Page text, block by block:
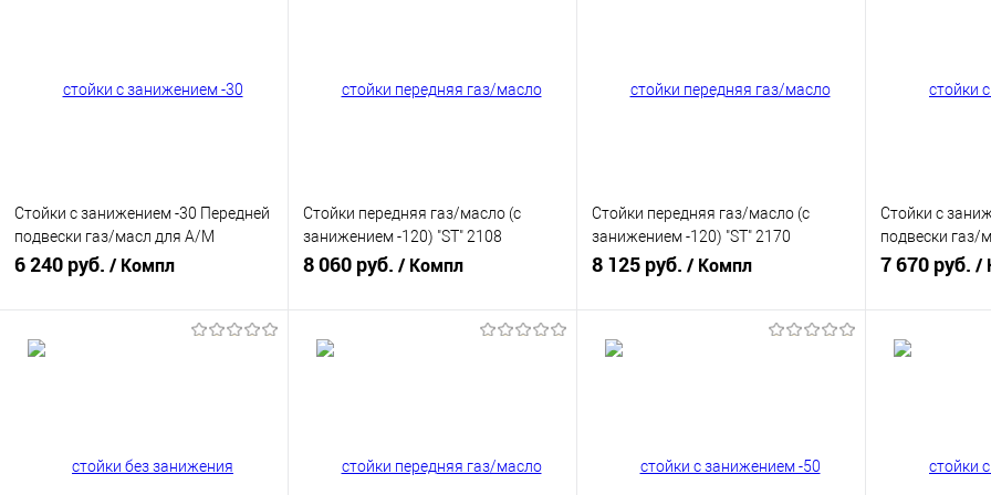
Стойки с занижением -30 Передней
подвески газ/масл для A/M
Десятого семейства
(АК110.2905.002/003-30)
6 240 руб. / Компл
Стойки передняя газ/масло (с
занижением -120) "ST" 2108
АЛЬТЕРНАТИВА
8 060 руб. / Компл
Стойки передняя газ/масло (с
занижением -120) "ST" 2170
АЛЬТЕРНАТИВА
8 125 руб. / Компл
Стойки с
подвески газ/
Десятого
7 670 руб. /